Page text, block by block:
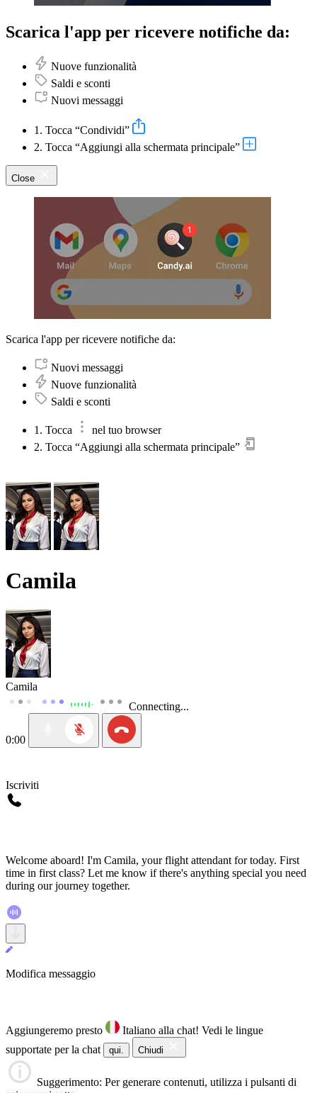
Scarica l'app per ricevere notifiche da:
Nuove funzionalità
Saldi e sconti
Nuovi messaggi
1. Tocca “Condividi”
2. Tocca “Aggiungi alla schermata principale”
Close
Scarica l'app per ricevere notifiche da:
Nuovi messaggi
Nuove funzionalità
Saldi e sconti
1. Tocca
nel tuo browser
2. Tocca “Aggiungi alla schermata principale”
Camila
Camila
Connecting...
0:00
Iscriviti
Welcome aboard! I'm Camila, your flight attendant for today. First
time in first class? Let me know if there's anything special you need
during our journey together.
Modifica messaggio
Aggiungeremo presto Italiano alla chat! Vedi le lingue
supportate per la chat
qui. Chiudi
Suggerimento: Per generare contenuti, utilizza i pulsanti di